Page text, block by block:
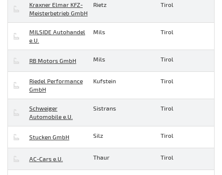
Kraxner Elmar KFZ-
Meisterbetrieb GmbH
Rietz Tirol
MILSIDE Autohandel
e.U.
Mils Tirol
RB Motors GmbH Mils Tirol
Riedel Performance
GmbH
Kufstein Tirol
Schweiger
Automobile e.U.
Sistrans Tirol
Stucken GmbH Silz Tirol
AC-Cars e.U. Thaur Tirol